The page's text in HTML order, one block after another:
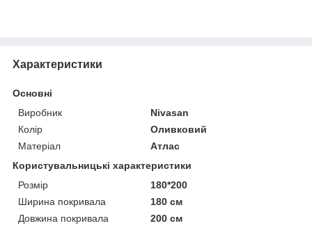
Характеристики
Основні
Виробник
Nivasan
Колір
Оливковий
Матеріал
Атлас
Користувальницькі характеристики
Розмір
180*200
Ширина покривала
180 см
Довжина покривала
200 см